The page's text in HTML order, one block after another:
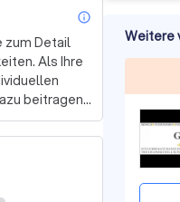
zum Detail
Als Ihre
beitragen
können.
um
Weitere